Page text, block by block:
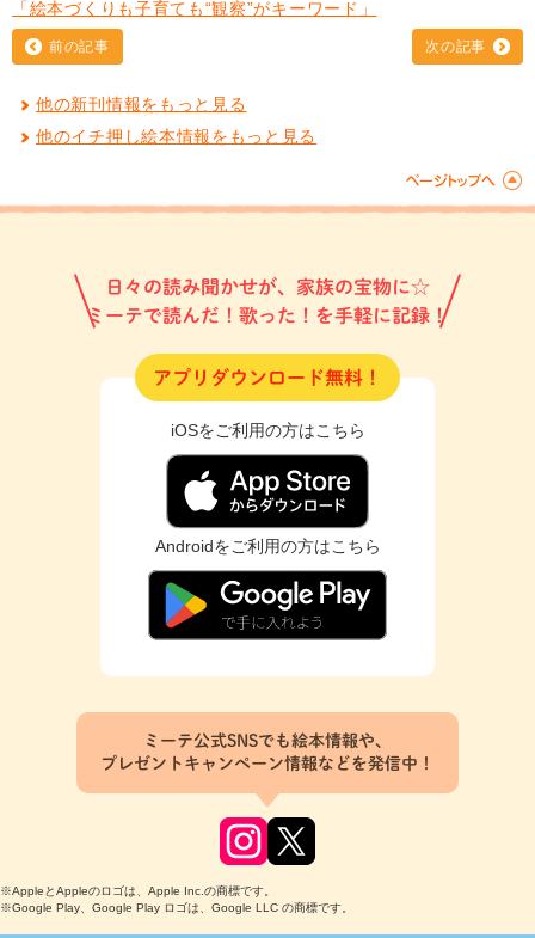
「絵本づくりも子育ても“観察”がキーワード」
前の記事 次の記事
他の新刊情報をもっと見る
他のイチ押し絵本情報をもっと見る
日々の読み聞かせが、家族の宝物に☆
ミーテで読んだ！歌った！を手軽に記録！
アプリダウンロード無料！
iOSをご利用の方はこちら
Androidをご利用の方はこちら
ミーテ公式SNSでも絵本情報や、
プレゼントキャンペーン情報などを発信中！
※AppleとAppleのロゴは、Apple Inc.の商標です。
※Google Play、Google Play ロゴは、Google LLC の商標です。